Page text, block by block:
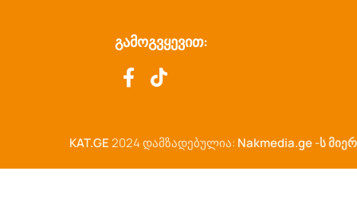
გამოგვყევით:
KAT.GE2024 დამზადებულია: Nakmedia.ge-ს მიერ